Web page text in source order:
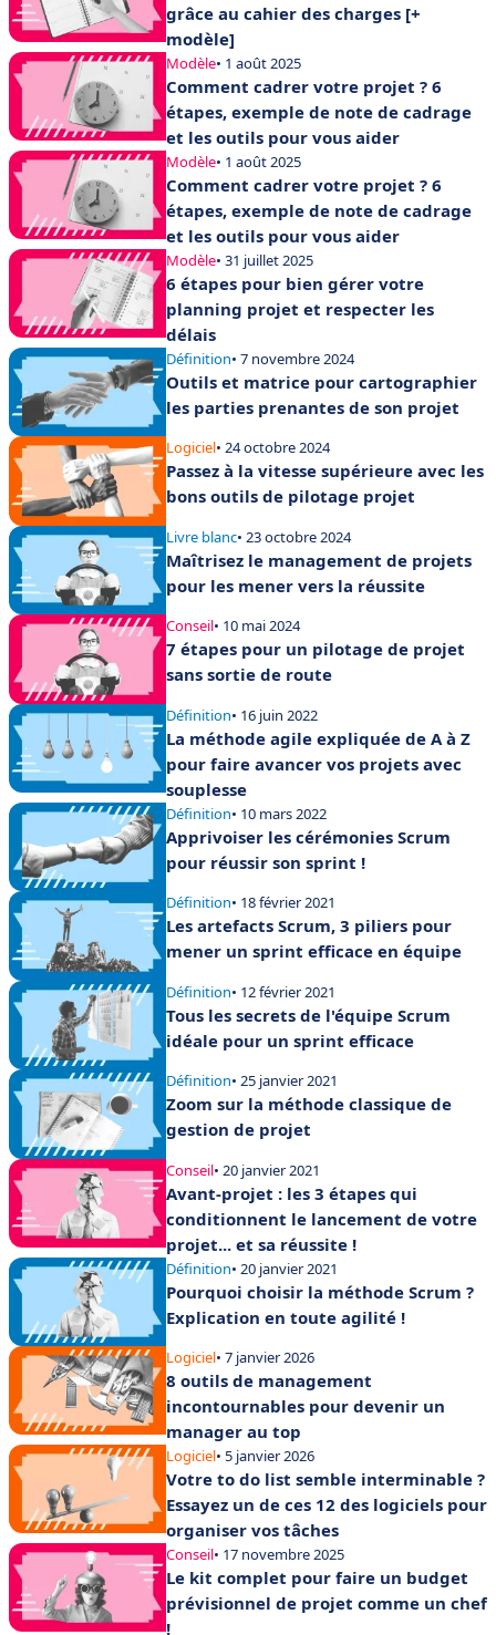
grâce au cahier des charges [+
modèle]
Modèle• 1 août 2025
Comment cadrer votre projet ? 6
étapes, exemple de note de cadrage
et les outils pour vous aider
Modèle• 1 août 2025
Comment cadrer votre projet ? 6
étapes, exemple de note de cadrage
et les outils pour vous aider
Modèle• 31 juillet 2025
6 étapes pour bien gérer votre
planning projet et respecter les
délais
Définition• 7 novembre 2024
Outils et matrice pour cartographier
les parties prenantes de son projet
Logiciel• 24 octobre 2024
Passez à la vitesse supérieure avec les
bons outils de pilotage projet
Livre blanc• 23 octobre 2024
Maîtrisez le management de projets
pour les mener vers la réussite
Conseil• 10 mai 2024
7 étapes pour un pilotage de projet
sans sortie de route
Définition• 16 juin 2022
La méthode agile expliquée de A à Z
pour faire avancer vos projets avec
souplesse
Définition• 10 mars 2022
Apprivoiser les cérémonies Scrum
pour réussir son sprint !
Définition• 18 février 2021
Les artefacts Scrum, 3 piliers pour
mener un sprint efficace en équipe
Définition• 12 février 2021
Tous les secrets de l'équipe Scrum
idéale pour un sprint efficace
Définition• 25 janvier 2021
Zoom sur la méthode classique de
gestion de projet
Conseil• 20 janvier 2021
Avant-projet : les 3 étapes qui
conditionnent le lancement de votre
projet... et sa réussite !
Définition• 20 janvier 2021
Pourquoi choisir la méthode Scrum ?
Explication en toute agilité !
Logiciel• 7 janvier 2026
8 outils de management
incontournables pour devenir un
manager au top
Logiciel• 5 janvier 2026
Votre to do list semble interminable ?
Essayez un de ces 12 des logiciels pour
organiser vos tâches
Conseil• 17 novembre 2025
Le kit complet pour faire un budget
prévisionnel de projet comme un chef
!